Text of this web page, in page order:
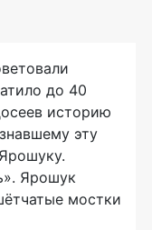
до 40
историю
эту
Ярошук
мостки